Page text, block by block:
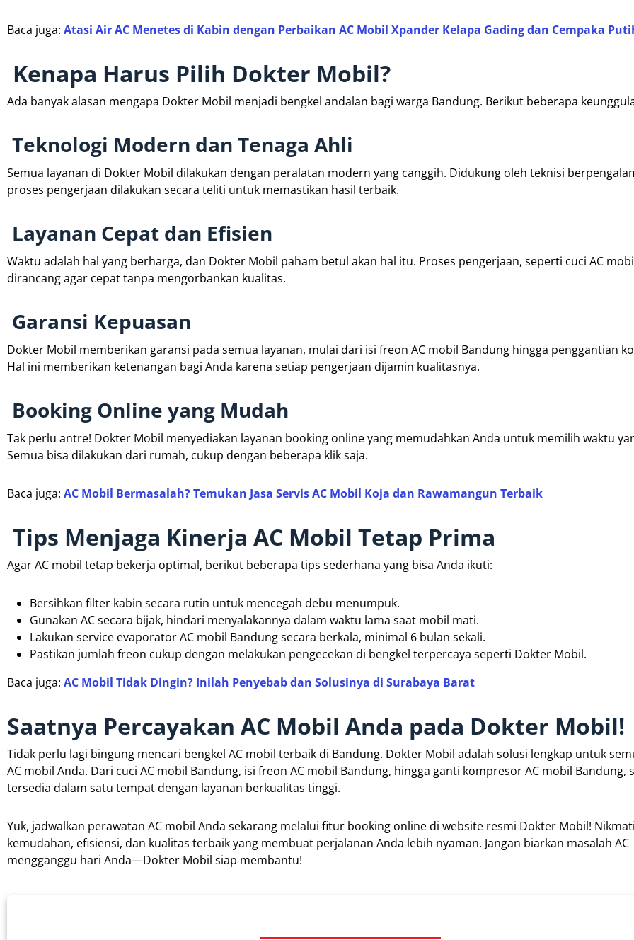
Baca juga: Atasi Air AC Menetes di Kabin dengan Perbaikan AC Mobil Xpander Kelapa Gading dan Cempaka
Kenapa Harus Pilih Dokter Mobil?
Ada banyak alasan mengapa Dokter Mobil menjadi bengkel andalan bagi warga Bandung. Berikut beberapa
Teknologi Modern dan Tenaga Ahli
Semua layanan di Dokter Mobil dilakukan dengan peralatan modern yang canggih. Didukung oleh teknisi
proses pengerjaan dilakukan secara teliti untuk memastikan hasil terbaik.
Layanan Cepat dan Efisien
Waktu adalah hal yang berharga, dan Dokter Mobil paham betul akan hal itu. Proses pengerjaan, seperti cuci AC
dirancang agar cepat tanpa mengorbankan kualitas.
Garansi Kepuasan
Dokter Mobil memberikan garansi pada semua layanan, mulai dari isi freon AC mobil Bandung hingga penggantian
Hal ini memberikan ketenangan bagi Anda karena setiap pengerjaan dijamin kualitasnya.
Booking Online yang Mudah
Tak perlu antre! Dokter Mobil menyediakan layanan booking online yang memudahkan Anda untuk memilih waktu
Semua bisa dilakukan dari rumah, cukup dengan beberapa klik saja.
Baca juga: AC Mobil Bermasalah? Temukan Jasa Servis AC Mobil Koja dan Rawamangun Terbaik
Tips Menjaga Kinerja AC Mobil Tetap Prima
Agar AC mobil tetap bekerja optimal, berikut beberapa tips sederhana yang bisa Anda ikuti:
Bersihkan filter kabin secara rutin untuk mencegah debu menumpuk.
Gunakan AC secara bijak, hindari menyalakannya dalam waktu lama saat mobil mati.
Lakukan service evaporator AC mobil Bandung secara berkala, minimal 6 bulan sekali.
Pastikan jumlah freon cukup dengan melakukan pengecekan di bengkel terpercaya seperti Dokter Mobil.
Baca juga: AC Mobil Tidak Dingin? Inilah Penyebab dan Solusinya di Surabaya Barat
Saatnya Percayakan AC Mobil Anda pada Dokter Mobil!
Tidak perlu lagi bingung mencari bengkel AC mobil terbaik di Bandung. Dokter Mobil adalah solusi lengkap untuk
AC mobil Anda. Dari cuci AC mobil Bandung, isi freon AC mobil Bandung, hingga ganti kompresor AC mobil Bandung,
tersedia dalam satu tempat dengan layanan berkualitas tinggi.
Yuk, jadwalkan perawatan AC mobil Anda sekarang melalui fitur booking online di website resmi Dokter Mobil! Nikmati
kemudahan, efisiensi, dan kualitas terbaik yang membuat perjalanan Anda lebih nyaman. Jangan biarkan masalah AC
mengganggu hari Anda—Dokter Mobil siap membantu!